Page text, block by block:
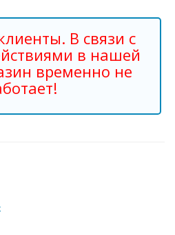
В связи с
в нашей
временно не